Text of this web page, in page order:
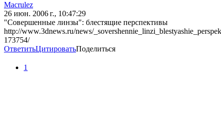
Macrulez
26 июн. 2006 г., 10:47:29
"Совершенные линзы": блестящие перспективы
http://www.3dnews.ru/news/
173754/
ОтветитьЦитироватьПоделиться
1